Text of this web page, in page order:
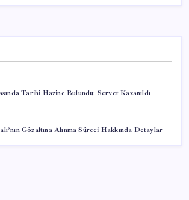
Tarihi Hazine Bulundu: Servet Kazanıldı
Gözaltına Alınma Süreci Hakkında Detaylar